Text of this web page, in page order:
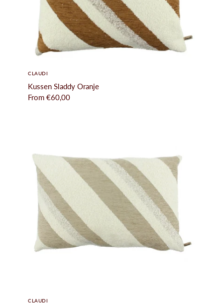
CLAUDI
Kussen Sladdy Oranje
From €60,00
CLAUDI